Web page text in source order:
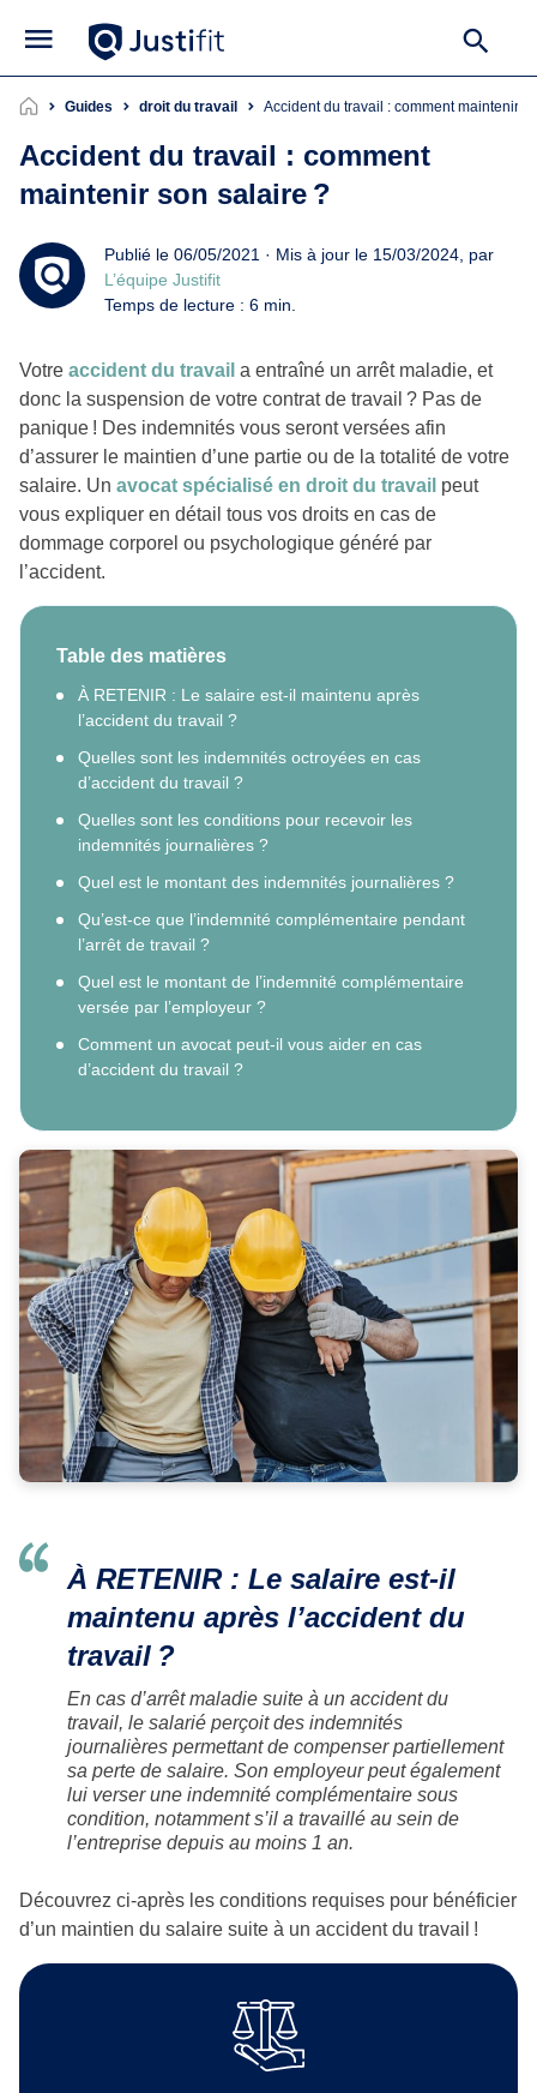
Guides droit du travail Accident du travail : comment maintenir
Accident du travail : comment
maintenir son salaire ?
Publié le 06/05/2021 · Mis à jour le 15/03/2024, par
L’équipe Justifit
Temps de lecture : 6 min.
Votre accident du travail a entraîné un arrêt maladie, et
donc la suspension de votre contrat de travail ? Pas de
panique ! Des indemnités vous seront versées afin
d’assurer le maintien d’une partie ou de la totalité de votre
salaire. Un avocat spécialisé en droit du travail peut
vous expliquer en détail tous vos droits en cas de
dommage corporel ou psychologique généré par
l’accident.
Table des matières
À RETENIR : Le salaire est-il maintenu après
l’accident du travail ?
Quelles sont les indemnités octroyées en cas
d’accident du travail ?
Quelles sont les conditions pour recevoir les
indemnités journalières ?
Quel est le montant des indemnités journalières ?
Qu’est-ce que l’indemnité complémentaire pendant
l’arrêt de travail ?
Quel est le montant de l’indemnité complémentaire
versée par l’employeur ?
Comment un avocat peut-il vous aider en cas
d’accident du travail ?
À RETENIR : Le salaire est-il
maintenu après l’accident du
travail ?
En cas d’arrêt maladie suite à un accident du
travail, le salarié perçoit des indemnités
journalières permettant de compenser partiellement
sa perte de salaire. Son employeur peut également
lui verser une indemnité complémentaire sous
condition, notamment s’il a travaillé au sein de
l’entreprise depuis au moins 1 an.
Découvrez ci-après les conditions requises pour bénéficier
d’un maintien du salaire suite à un accident du travail !